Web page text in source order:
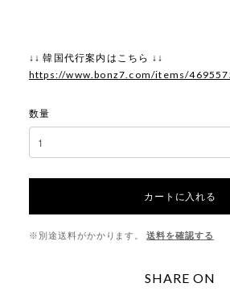
↓↓ 韓国代行案内はこちら ↓↓
https://www.bonz7.com/items/
数量
カートに入れる
※別途送料がかかります。 送料を確認する
SHARE ON